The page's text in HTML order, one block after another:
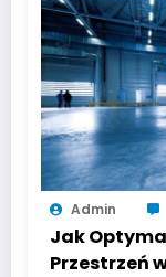
Admin
Jak
Przestrzeń